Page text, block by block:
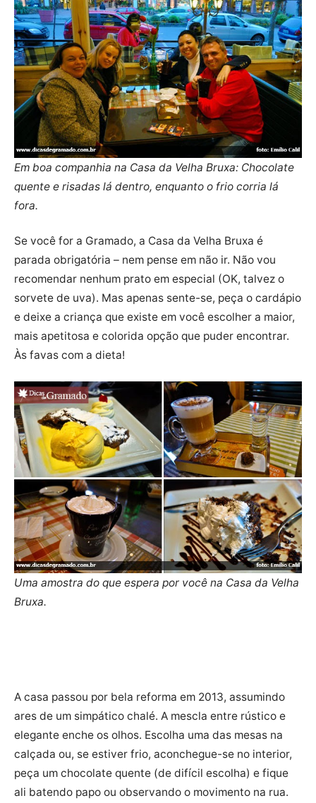
Em boa companhia na Casa da Velha Bruxa: Chocolate
quente e risadas lá dentro, enquanto o frio corria lá
fora.
Se você for a Gramado, a Casa da Velha Bruxa é
parada obrigatória – nem pense em não ir. Não vou
recomendar nenhum prato em especial (OK, talvez o
sorvete de uva). Mas apenas sente-se, peça o cardápio
e deixe a criança que existe em você escolher a maior,
mais apetitosa e colorida opção que puder encontrar.
Às favas com a dieta!
Uma amostra do que espera por você na Casa da Velha
Bruxa.
A casa passou por bela reforma em 2013, assumindo
ares de um simpático chalé. A mescla entre rústico e
elegante enche os olhos. Escolha uma das mesas na
calçada ou, se estiver frio, aconchegue-se no interior,
peça um chocolate quente (de difícil escolha) e fique
ali batendo papo ou observando o movimento na rua.